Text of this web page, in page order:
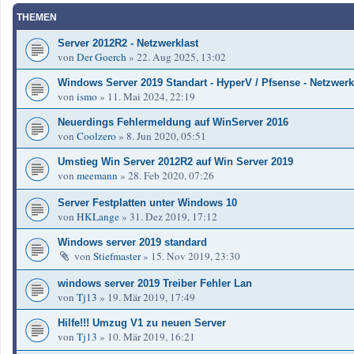
THEMEN
Server 2012R2 - Netzwerklast
von Der Goerch » 22. Aug 2025, 13:02
Windows Server 2019 Standart - HyperV / Pfsense -
von ismo» 11. Mai 2024, 22:19
Neuerdings Fehlermeldung auf WinServer 2016
von Coolzero» 8. Jun 2020, 05:51
Umstieg Win Server 2012R2 auf Win Server 2019
von meemann » 28. Feb 2020, 07:26
Server Festplatten unter Windows 10
von HKLange» 31. Dez 2019, 17:12
Windows server 2019 standard
von Stiefmaster» 15. Nov 2019, 23:30
windows server 2019 Treiber Fehler Lan
von Tj13 » 19. Mär 2019, 17:49
Hilfe!!! Umzug V1 zu neuen Server
von Tj13 » 10. Mär 2019, 16:21